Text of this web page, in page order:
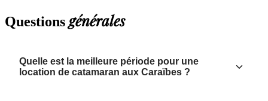
Questionsgénérales
Quelle est la meilleure période pour une
location de catamaran aux Caraïbes ?